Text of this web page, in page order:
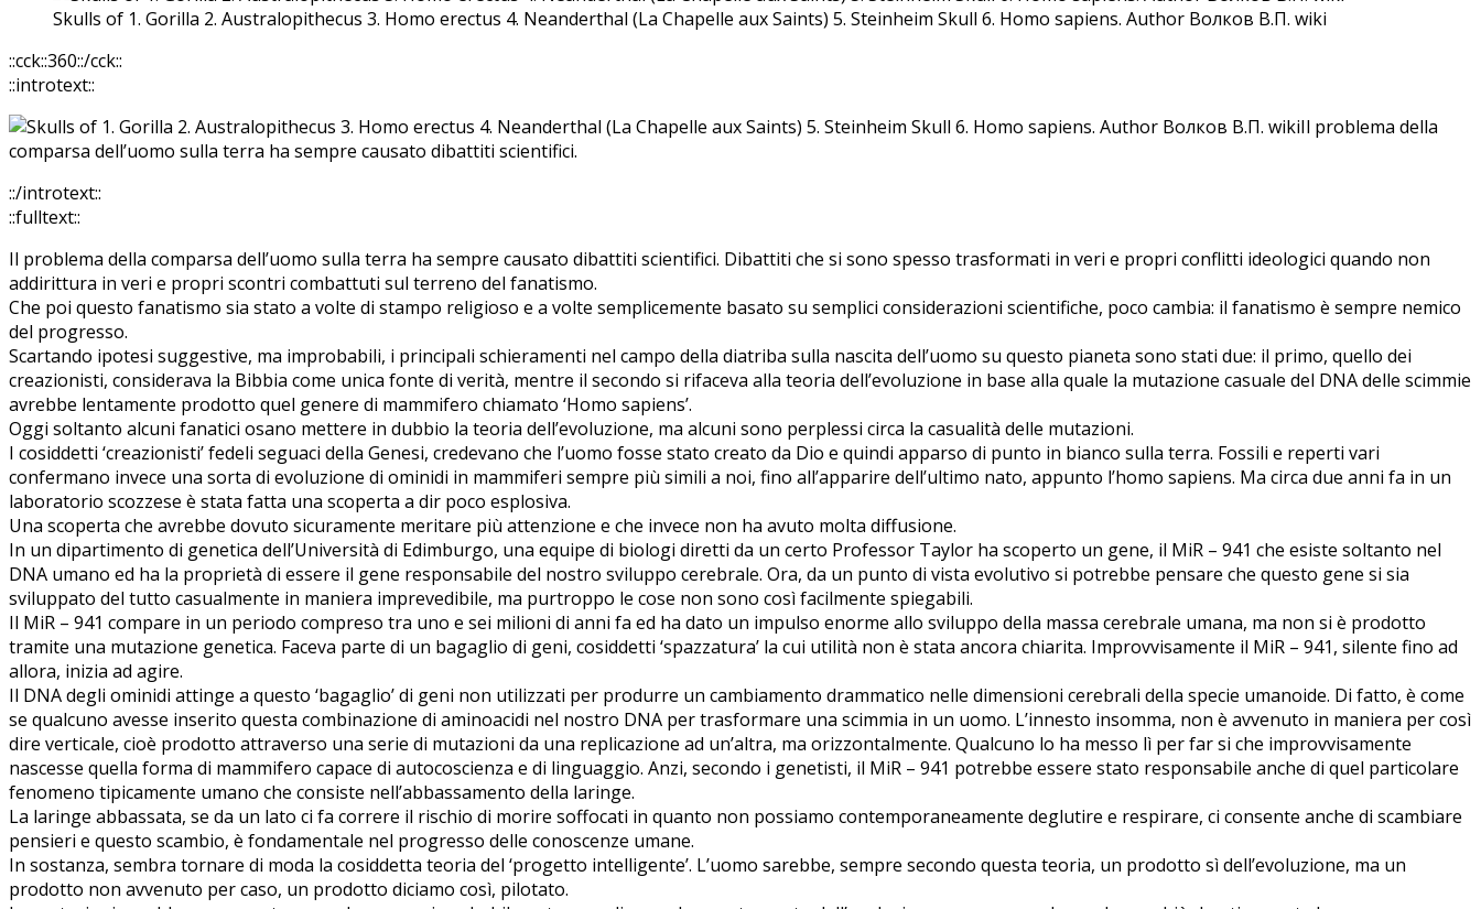
Skulls of 1. Gorilla 2. Australopithecus 3. Homo erectus 4. Neanderthal (La Chapelle aux Saints) 5. Steinheim Skull 6. Homo sapiens. Author Волков В.П. wiki
::cck::360::/cck::
::introtext::
Il problema della
comparsa dell’uomo sulla terra ha sempre causato dibattiti scientifici.
::/introtext::
::fulltext::
Il problema della comparsa dell’uomo sulla terra ha sempre causato dibattiti scientifici. Dibattiti che si sono spesso trasformati in veri e propri conflitti ideologici quando non
addirittura in veri e propri scontri combattuti sul terreno del fanatismo.
Che poi questo fanatismo sia stato a volte di stampo religioso e a volte semplicemente basato su semplici considerazioni scientifiche, poco cambia: il fanatismo è sempre nemico
del progresso.
Scartando ipotesi suggestive, ma improbabili, i principali schieramenti nel campo della diatriba sulla nascita dell’uomo su questo pianeta sono stati due: il primo, quello dei
creazionisti, considerava la Bibbia come unica fonte di verità, mentre il secondo si rifaceva alla teoria dell’evoluzione in base alla quale la mutazione casuale del DNA delle scimmie
avrebbe lentamente prodotto quel genere di mammifero chiamato ‘Homo sapiens’.
Oggi soltanto alcuni fanatici osano mettere in dubbio la teoria dell’evoluzione, ma alcuni sono perplessi circa la casualità delle mutazioni.
I cosiddetti ‘creazionisti’ fedeli seguaci della Genesi, credevano che l’uomo fosse stato creato da Dio e quindi apparso di punto in bianco sulla terra. Fossili e reperti vari
confermano invece una sorta di evoluzione di ominidi in mammiferi sempre più simili a noi, fino all’apparire dell’ultimo nato, appunto l’homo sapiens. Ma circa due anni fa in un
laboratorio scozzese è stata fatta una scoperta a dir poco esplosiva.
Una scoperta che avrebbe dovuto sicuramente meritare più attenzione e che invece non ha avuto molta diffusione.
In un dipartimento di genetica dell’Università di Edimburgo, una equipe di biologi diretti da un certo Professor Taylor ha scoperto un gene, il MiR – 941 che esiste soltanto nel
DNA umano ed ha la proprietà di essere il gene responsabile del nostro sviluppo cerebrale. Ora, da un punto di vista evolutivo si potrebbe pensare che questo gene si sia
sviluppato del tutto casualmente in maniera imprevedibile, ma purtroppo le cose non sono così facilmente spiegabili.
Il MiR – 941 compare in un periodo compreso tra uno e sei milioni di anni fa ed ha dato un impulso enorme allo sviluppo della massa cerebrale umana, ma non si è prodotto
tramite una mutazione genetica. Faceva parte di un bagaglio di geni, cosiddetti ‘spazzatura’ la cui utilità non è stata ancora chiarita. Improvvisamente il MiR – 941, silente fino ad
allora, inizia ad agire.
Il DNA degli ominidi attinge a questo ‘bagaglio’ di geni non utilizzati per produrre un cambiamento drammatico nelle dimensioni cerebrali della specie umanoide. Di fatto, è come
se qualcuno avesse inserito questa combinazione di aminoacidi nel nostro DNA per trasformare una scimmia in un uomo. L’innesto insomma, non è avvenuto in maniera per così
dire verticale, cioè prodotto attraverso una serie di mutazioni da una replicazione ad un’altra, ma orizzontalmente. Qualcuno lo ha messo lì per far si che improvvisamente
nascesse quella forma di mammifero capace di autocoscienza e di linguaggio. Anzi, secondo i genetisti, il MiR – 941 potrebbe essere stato responsabile anche di quel particolare
fenomeno tipicamente umano che consiste nell’abbassamento della laringe.
La laringe abbassata, se da un lato ci fa correre il rischio di morire soffocati in quanto non possiamo contemporaneamente deglutire e respirare, ci consente anche di scambiare
pensieri e questo scambio, è fondamentale nel progresso delle conoscenze umane.
In sostanza, sembra tornare di moda la cosiddetta teoria del ‘progetto intelligente’. L’uomo sarebbe, sempre secondo questa teoria, un prodotto sì dell’evoluzione, ma un
prodotto non avvenuto per caso, un prodotto diciamo così, pilotato.